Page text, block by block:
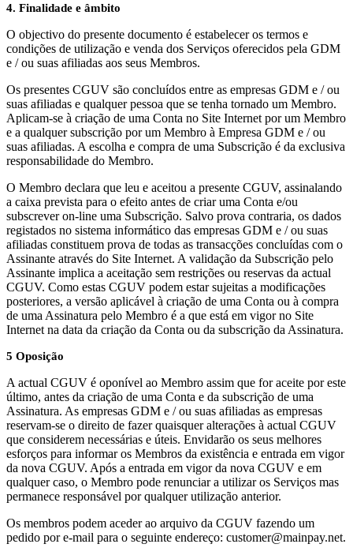
4. Finalidade e âmbito
O objectivo do presente documento é estabelecer os termos e
condições de utilização e venda dos Serviços oferecidos pela GDM
e / ou suas afiliadas aos seus Membros.
Os presentes CGUV são concluídos entre as empresas GDM e / ou
suas afiliadas e qualquer pessoa que se tenha tornado um Membro.
Aplicam-se à criação de uma Conta no Site Internet por um Membro
e a qualquer subscrição por um Membro à Empresa GDM e / ou
suas afiliadas. A escolha e compra de uma Subscrição é da exclusiva
responsabilidade do Membro.
O Membro declara que leu e aceitou a presente CGUV, assinalando
a caixa prevista para o efeito antes de criar uma Conta e/ou
subscrever on-line uma Subscrição. Salvo prova contraria, os dados
registados no sistema informático das empresas GDM e / ou suas
afiliadas constituem prova de todas as transacções concluídas com o
Assinante através do Site Internet. A validação da Subscrição pelo
Assinante implica a aceitação sem restrições ou reservas da actual
CGUV. Como estas CGUV podem estar sujeitas a modificações
posteriores, a versão aplicável à criação de uma Conta ou à compra
de uma Assinatura pelo Membro é a que está em vigor no Site
Internet na data da criação da Conta ou da subscrição da Assinatura.
5 Oposição
A actual CGUV é oponível ao Membro assim que for aceite por este
último, antes da criação de uma Conta e da subscrição de uma
Assinatura. As empresas GDM e / ou suas afiliadas as empresas
reservam-se o direito de fazer quaisquer alterações à actual CGUV
que considerem necessárias e úteis. Envidarão os seus melhores
esforços para informar os Membros da existência e entrada em vigor
da nova CGUV. Após a entrada em vigor da nova CGUV e em
qualquer caso, o Membro pode renunciar a utilizar os Serviços mas
permanece responsável por qualquer utilização anterior.
Os membros podem aceder ao arquivo da CGUV fazendo um
pedido por e-mail para o seguinte endereço: customer@mainpay.net.